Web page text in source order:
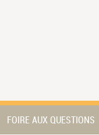
FOIRE AUX QUESTIONS